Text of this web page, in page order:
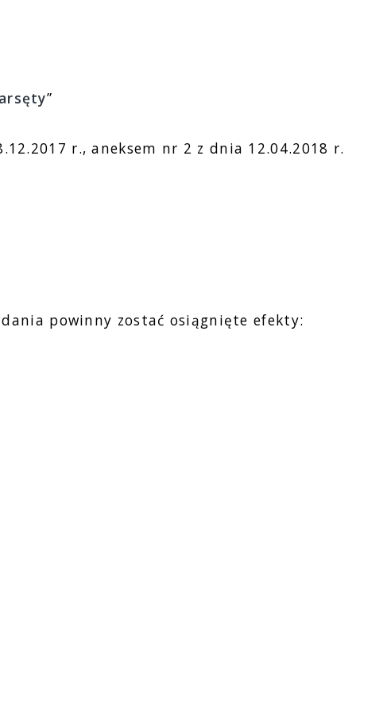
”
r., aneksem nr 2 z dnia 12.04.2018 r.
powinny zostać osiągnięte efekty: